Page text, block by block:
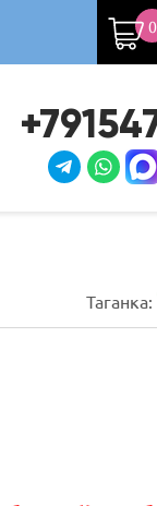
0
Таганка: